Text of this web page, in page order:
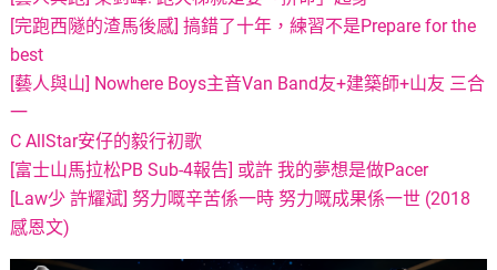
[完跑西隧的渣馬後感] 搞錯了十年，練習不是Prepare for the
best
[藝人與山] Nowhere Boys主音Van Band友+建築師+山友 三合
一
C AllStar安仔的毅行初歌
[富士山馬拉松PB Sub-4報告] 或許 我的夢想是做Pacer
[Law少 許耀斌] 努力嘅辛苦係一時 努力嘅成果係一世 (2018
感恩文)